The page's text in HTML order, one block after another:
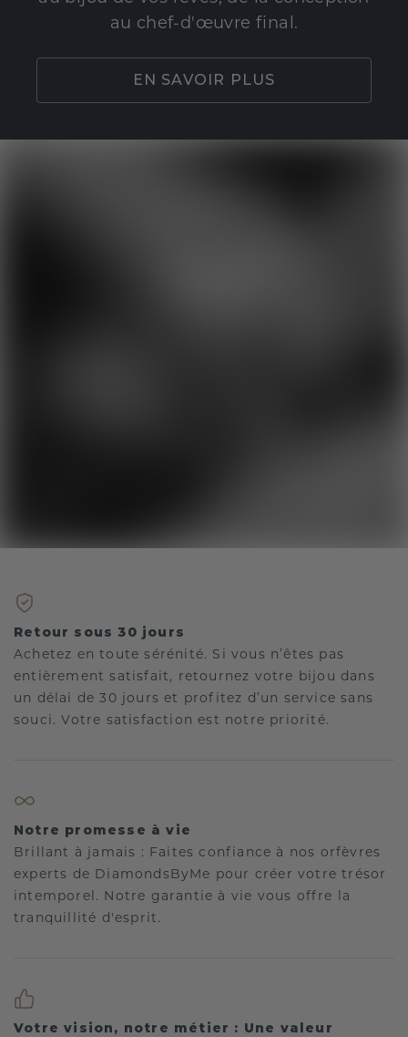
au chef-d'œuvre final.
EN SAVOIR PLUS
Retour sous 30 jours
Achetez en toute sérénité. Si vous n’êtes pas
entièrement satisfait, retournez votre bijou dans
un délai de 30 jours et profitez d’un service sans
souci. Votre satisfaction est notre priorité.
Notre promesse à vie
Brillant à jamais : Faites confiance à nos orfèvres
experts de DiamondsByMe pour créer votre trésor
intemporel. Notre garantie à vie vous offre la
tranquillité d'esprit.
Votre vision, notre métier : Une valeur